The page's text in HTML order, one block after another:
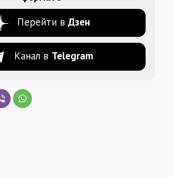
Перейти в Дзен
Канал в Telegram